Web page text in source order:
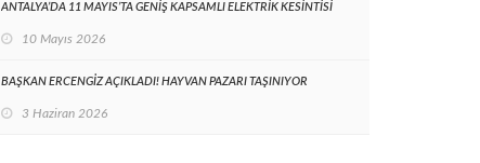
ANTALYA’DA 11 MAYIS’TA GENİŞ KAPSAMLI ELEKTRİK KESİNTİSİ
10 Mayıs 2026
BAŞKAN ERCENGİZ AÇIKLADI! HAYVAN PAZARI TAŞINIYOR
3 Haziran 2026